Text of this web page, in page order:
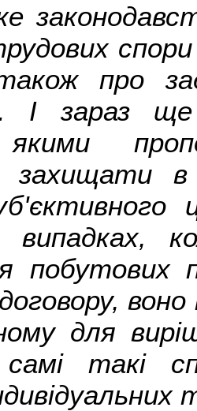
про
І зараз
захищати
випадках,
побутових
для
такі